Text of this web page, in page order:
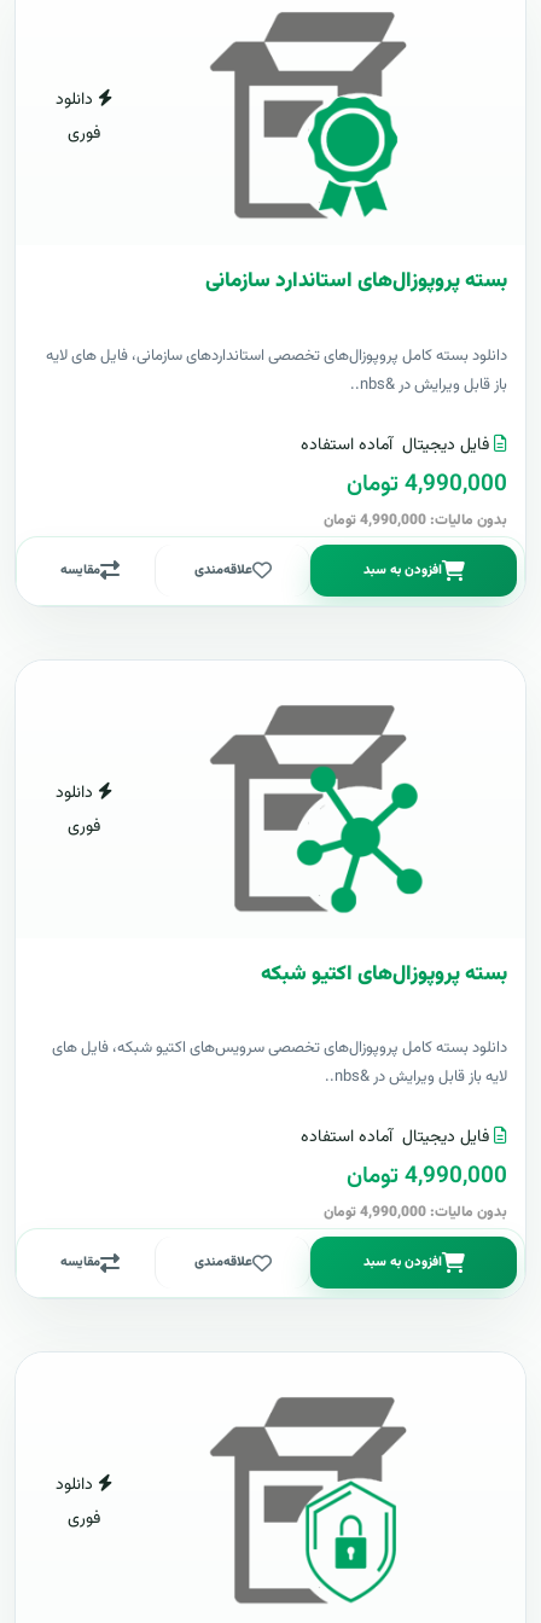
دانلود
فوری
بسته پروپوزال‌های استاندارد سازمانی
دانلود بسته کامل پروپوزال‌های تخصصی استانداردهای سازمانی، فایل های لایه
باز قابل ویرایش در &nbs..
فایل دیجیتال آماده استفاده
4,990,000 تومان
بدون مالیات: 4,990,000 تومان
افزودن به سبد علاقه‌مندی مقایسه
دانلود
فوری
بسته پروپوزال‌های اکتیو شبکه
دانلود بسته کامل پروپوزال‌های تخصصی سرویس‌های اکتیو شبکه، فایل های
لایه باز قابل ویرایش در &nbs..
فایل دیجیتال آماده استفاده
4,990,000 تومان
بدون مالیات: 4,990,000 تومان
افزودن به سبد علاقه‌مندی مقایسه
دانلود
فوری